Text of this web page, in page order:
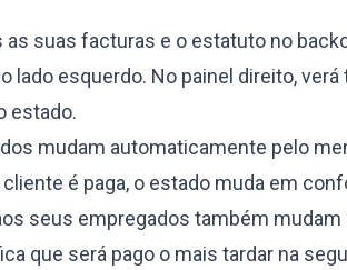
as suas facturas e o estatuto no
lado esquerdo. No painel direito, verá
estado.
mudam automaticamente pelo
é paga, o estado muda em
seus empregados também mudam
que será pago o mais tardar na